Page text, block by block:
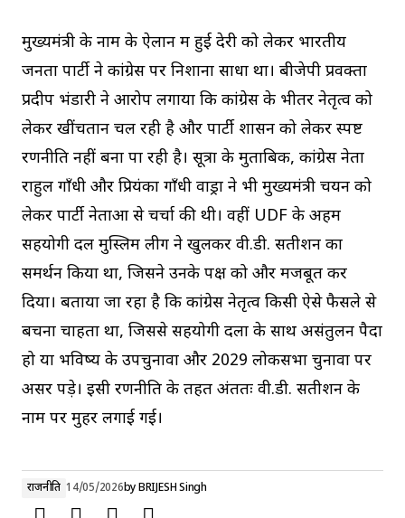
मुख्यमंत्री के नाम के ऐलान में हुई देरी को लेकर भारतीय
जनता पार्टी ने कांग्रेस पर निशाना साधा था। बीजेपी प्रवक्ता
प्रदीप भंडारी ने आरोप लगाया कि कांग्रेस के भीतर नेतृत्व को
लेकर खींचतान चल रही है और पार्टी शासन को लेकर स्पष्ट
रणनीति नहीं बना पा रही है। सूत्रों के मुताबिक, कांग्रेस नेता
राहुल गाँधी और प्रियंका गाँधी वाड्रा ने भी मुख्यमंत्री चयन को
लेकर पार्टी नेताओं से चर्चा की थी। वहीं UDF के अहम
सहयोगी दल मुस्लिम लीग ने खुलकर वी.डी. सतीशन का
समर्थन किया था, जिसने उनके पक्ष को और मजबूत कर
दिया। बताया जा रहा है कि कांग्रेस नेतृत्व किसी ऐसे फैसले से
बचना चाहता था, जिससे सहयोगी दलों के साथ असंतुलन पैदा
हो या भविष्य के उपचुनावों और 2029 लोकसभा चुनावों पर
असर पड़े। इसी रणनीति के तहत अंततः वी.डी. सतीशन के
नाम पर मुहर लगाई गई।
राजनीति 14/05/2026byBRIJESH Singh